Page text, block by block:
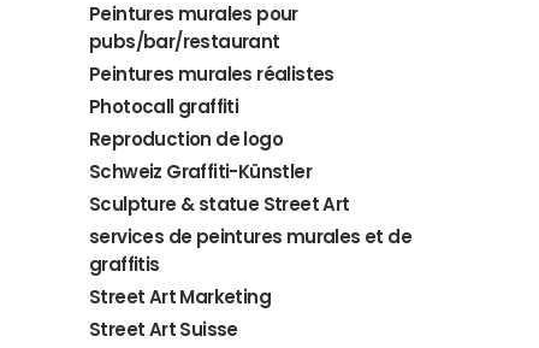
Peintures murales pour
pubs/bar/restaurant
Peintures murales réalistes
Photocall graffiti
Reproduction de logo
Schweiz Graffiti-Künstler
Sculpture & statue Street Art
services de peintures murales et de
graffitis
Street Art Marketing
Street Art Suisse